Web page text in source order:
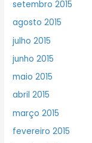
setembro 2015
agosto 2015
julho 2015
junho 2015
maio 2015
abril 2015
março 2015
fevereiro 2015